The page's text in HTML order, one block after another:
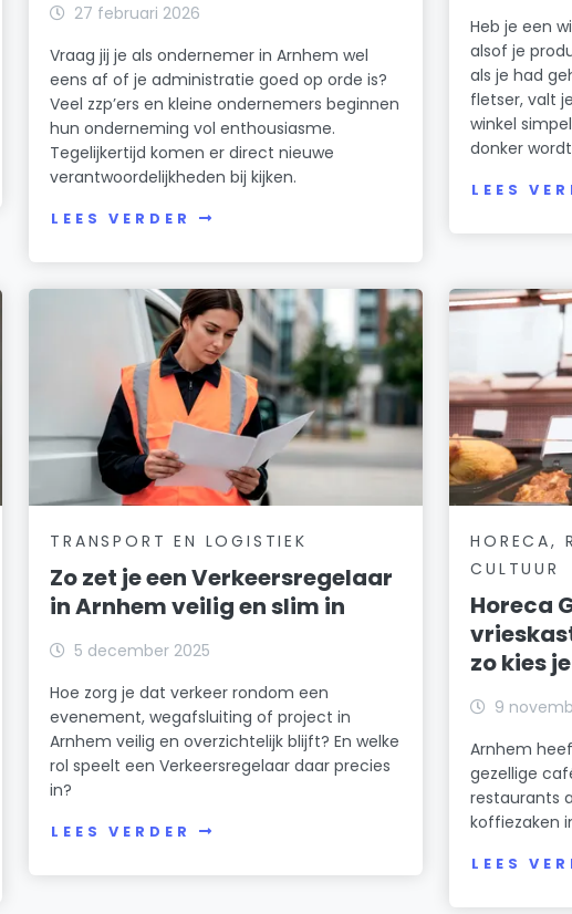
27 februari 2026
Vraag jij je als ondernemer in Arnhem wel
eens af of je administratie goed op orde is?
Veel zzp’ers en kleine ondernemers beginnen
hun onderneming vol enthousiasme.
Tegelijkertijd komen er direct nieuwe
verantwoordelijkheden bij kijken.
LEES VERDER
Heb je een
alsof je
als je had
fletser, valt
winkel
donker
LEES
TRANSPORT EN LOGISTIEK
Zo zet je een Verkeersregelaar
in Arnhem veilig en slim in
5 december 2025
Hoe zorg je dat verkeer rondom een
evenement, wegafsluiting of project in
Arnhem veilig en overzichtelijk blijft? En welke
rol speelt een Verkeersregelaar daar precies
in?
LEES VERDER
HORECA,
CULTUUR
Horeca
zo kies
9
Arnhem
gezellige
restaurants
koffiezaken
LEES